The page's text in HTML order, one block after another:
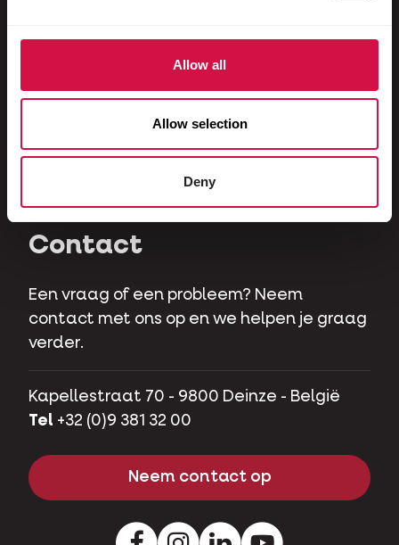
Allow all
Allow selection
Deny
Hoenders
Herbivoren
Contact
Een vraag of een probleem? Neem
contact met ons op en we helpen je graag
verder.
Kapellestraat 70 - 9800 Deinze - België
Tel +32 (0)9 381 32 00
Neem contact op
FacebookInstagramLinkedInYoutube